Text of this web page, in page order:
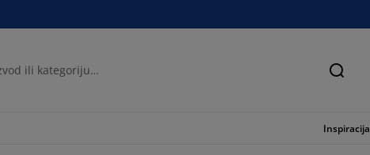
Traži
Inspiracija